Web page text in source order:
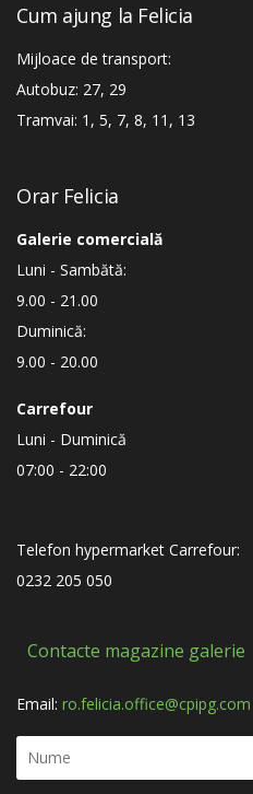
Cum ajung la Felicia
Mijloace de transport:
Autobuz: 27, 29
Tramvai: 1, 5, 7, 8, 11, 13
Orar Felicia
Galerie comercială
Luni - Sambătă:
9.00 - 21.00
Duminică:
9.00 - 20.00
Carrefour
Luni - Duminică
07:00 - 22:00
Telefon hypermarket Carrefour:
0232 205 050
Contacte magazine galerie
Email: ro.felicia.office@cpipg.com